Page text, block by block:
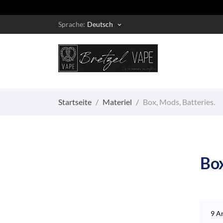
Sprache: Deutsch keyboard_arrow_down
Startseite Materiel Box, Mods, Batteries.
9